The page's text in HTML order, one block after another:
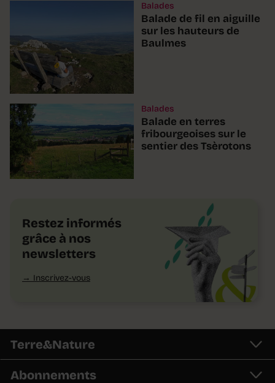
Balades
Balade de fil en aiguille
sur les hauteurs de
Baulmes
Balades
Balade en terres
fribourgeoises sur le
sentier des Tsèrotons
Restez informés
grâce à nos
newsletters
Inscrivez-vous
Terre&Nature
Abonnements